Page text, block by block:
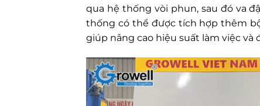
qua hệ thống vòi phun, sau đó va
thống có thể được tích hợp thêm
giúp nâng cao hiệu suất làm việc và